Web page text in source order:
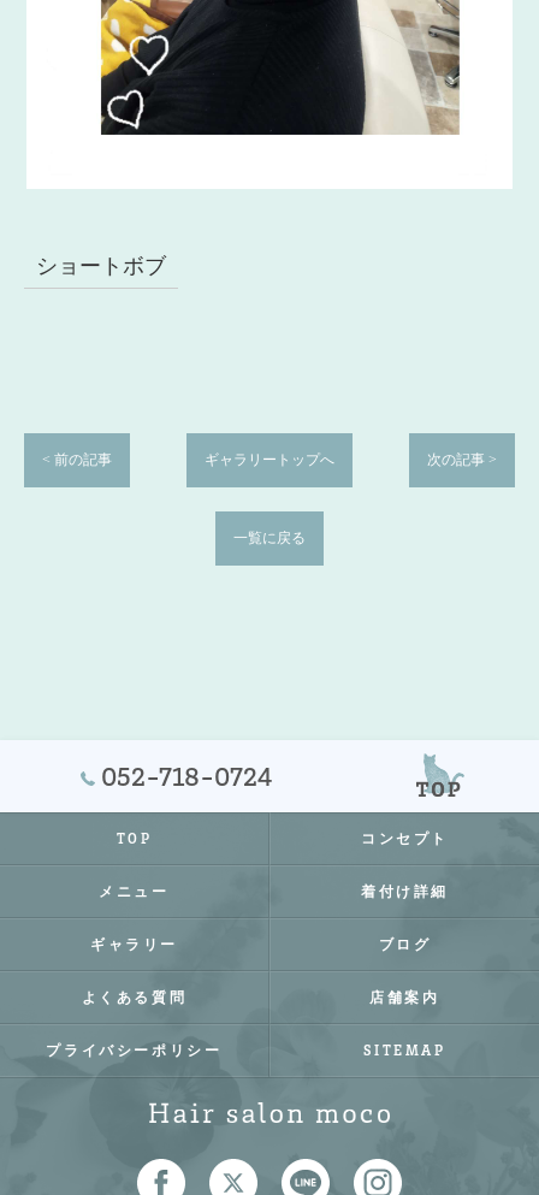
ショートボブ
< 前の記事 ギャラリートップへ 次の記事 >
一覧に戻る
052-718-0724
TOP コンセプト
メニュー 着付け詳細
ギャラリー ブログ
よくある質問 店舗案内
プライバシーポリシー SITEMAP